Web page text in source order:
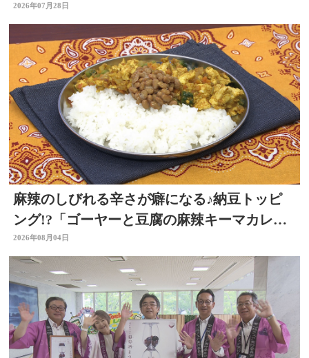
円被害 大分
2026年07月28日
麻辣のしびれる辛さが癖になる♪納豆トッピ
ング!?「ゴーヤーと豆腐の麻辣キーマカレ
ー」～開店！キッチン別府ちゃん～
2026年08月04日